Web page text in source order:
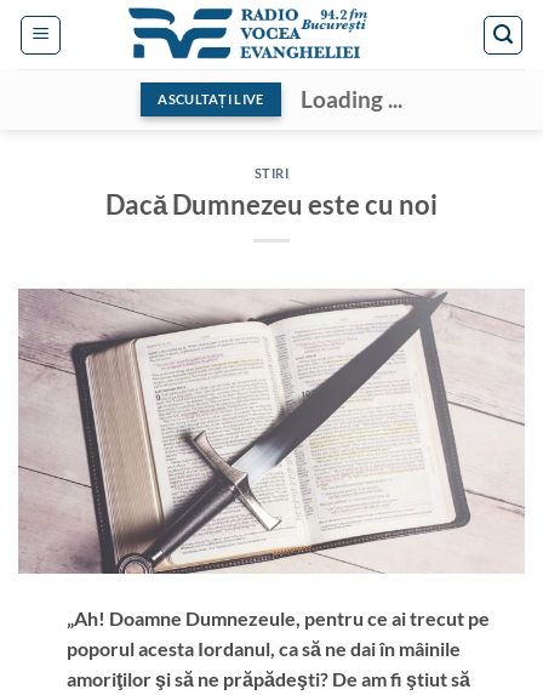
Skip
ASCULTAȚI LIVE Loading ...
STIRI
Dacă Dumnezeu este cu noi
„Ah! Doamne Dumnezeule, pentru ce ai trecut pe
poporul acesta Iordanul, ca să ne dai în mâinile
amoriţilor şi să ne prăpădeşti? De am fi ştiut să